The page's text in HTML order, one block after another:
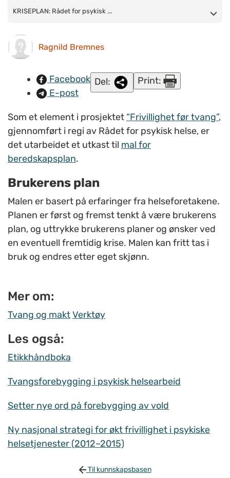
KRISEPLAN: Rådet for psykisk helse har utarbeidet et
KRISEPLAN: Rådet for psykisk ...
Ragnild Bremnes
Facebook
E-post
Del: Print:
Som et element i prosjektet “Frivillighet før tvang”,
gjennomført i regi av Rådet for psykisk helse, er
det utarbeidet et utkast til mal for
beredskapsplan.
Brukerens plan
Malen er basert på erfaringer fra helseforetakene.
Planen er først og fremst tenkt å være brukerens
plan, og uttrykke brukerens planer og ønsker ved
en eventuell fremtidig krise. Malen kan fritt tas i
bruk og endres etter eget skjønn.
Mer om:
Tvang og maktVerktøy
Les også:
Etikkhåndboka
Tvangsforebygging i psykisk helsearbeid
Setter nye ord på forebygging av vold
Ny nasjonal strategi for økt frivillighet i psykiske
helsetjenester (2012–2015)
Til kunnskapsbasen